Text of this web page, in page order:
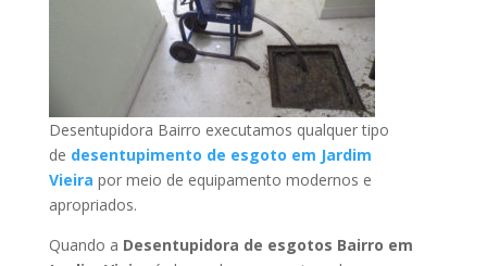
Desentupidora Bairro executamos qualquer tipo
de desentupimento de esgoto em Jardim
Vieira por meio de equipamento modernos e
apropriados.
Quando a Desentupidora de esgotos Bairro em